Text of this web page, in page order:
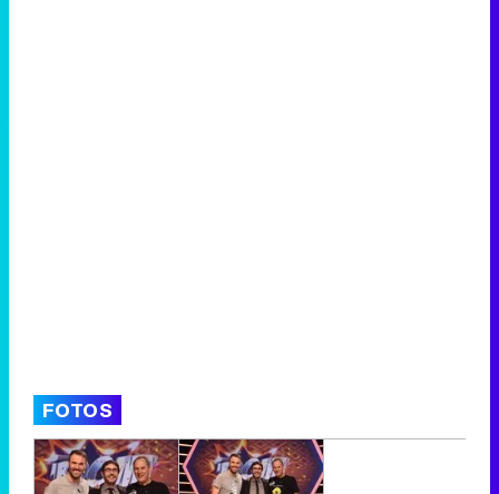
FOTOS